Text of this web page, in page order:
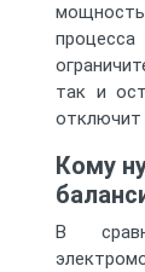
так и
отключит
Кому
В